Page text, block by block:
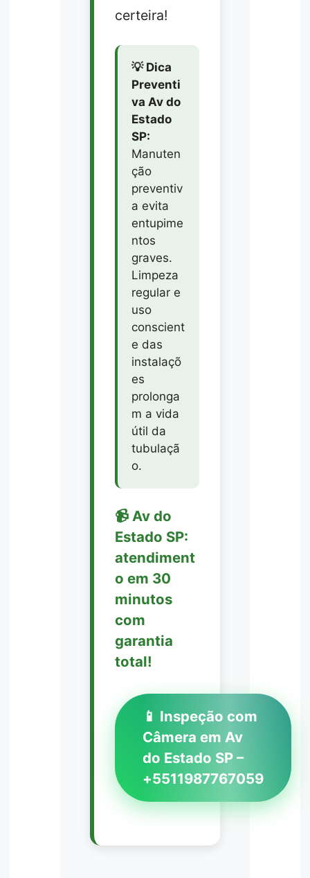
certeira!
💡 Dica
Preventi
va Av do
Estado
SP:
Manuten
ção
preventiv
a evita
entupime
ntos
graves.
Limpeza
regular e
uso
conscient
e das
instalaçõ
es
prolonga
m a vida
útil da
tubulaçã
o.
📹 Av do
Estado SP:
atendiment
o em 30
minutos
com
garantia
total!
📱 Inspeção com
Câmera em Av
do Estado SP –
+5511987767059